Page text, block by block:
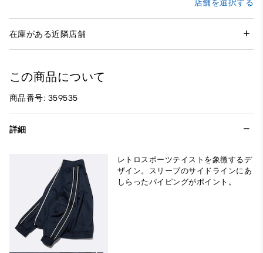
店舗を選択する
在庫がある近隣店舗
この商品について
商品番号: 359535
詳細
レトロスポーツテイストを象徴するデ
ザイン。スリーブのサイドラインにあ
しらったパイピングがポイント。